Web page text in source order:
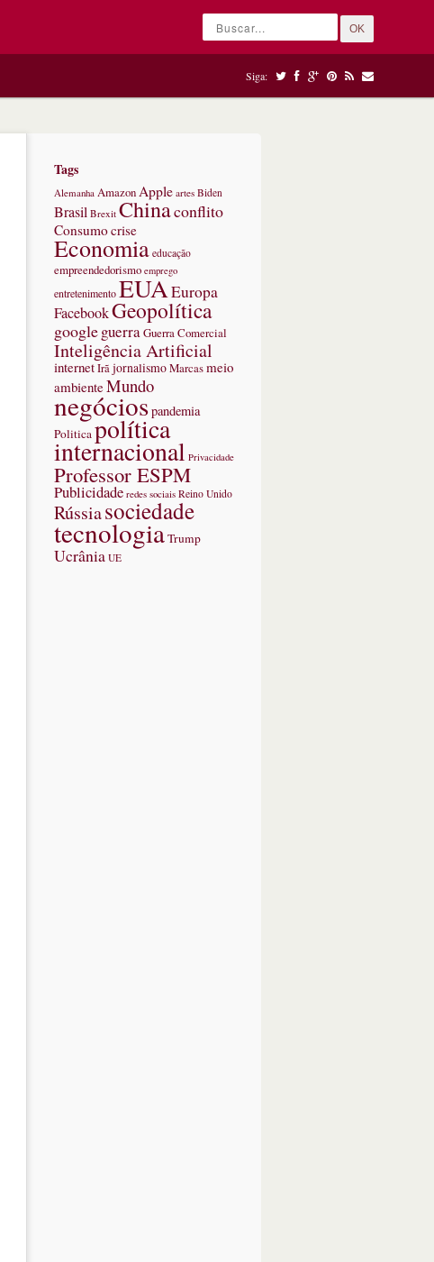
OK
Siga:
Tags
Alemanha Amazon Apple artes Biden
Brasil Brexit Chinaconflito
Consumocrise
Economia educação
empreendedorismo emprego
entretenimentoEUAEuropa
FacebookGeopolítica
googleguerraGuerra Comercial
Inteligência Artificial
internetIrãjornalismoMarcasmeio
ambienteMundo
negóciospandemia
Politicapolítica
internacional Privacidade
Professor ESPM
Publicidade redes sociais Reino Unido
Rússiasociedade
tecnologiaTrump
Ucrânia UE